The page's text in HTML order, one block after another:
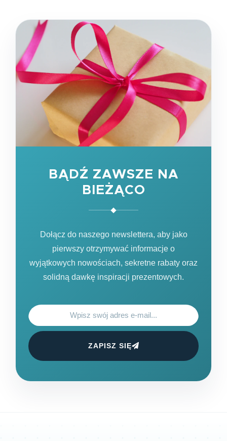
BĄDŹ ZAWSZE NA
BIEŻĄCO
Dołącz do naszego newslettera, aby jako
pierwszy otrzymywać informacje o
wyjątkowych nowościach, sekretne rabaty oraz
solidną dawkę inspiracji prezentowych.
ZAPISZ SIĘ